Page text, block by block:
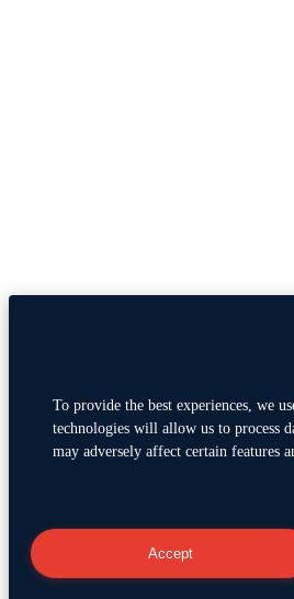
To provide the best experiences, we
technologies will allow us to process
may adversely affect certain features
Accept